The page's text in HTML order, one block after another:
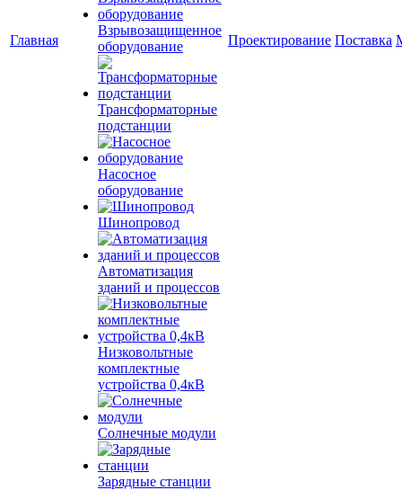
Главная
Взрывозащищенное
оборудование
Трансформаторные
подстанции
Насосное
оборудование
Шинопровод
Автоматизация
зданий и процессов
Низковольтные
комплектные
устройства 0,4кВ
Солнечные модули
Зарядные станции
Проектирование Поставка